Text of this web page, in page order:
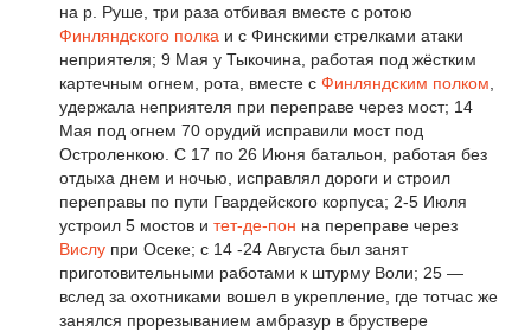
на р. Руше, три раза отбивая вместе с ротою
Финляндского полка и с Финскими стрелками атаки
неприятеля; 9 Мая у Тыкочина, работая под жёстким
картечным огнем, рота, вместе с Финляндским полком
удержала неприятеля при переправе через мост; 14
Мая под огнем 70 орудий исправили мост под
Остроленкою. С 17 по 26 Июня батальон, работая без
отдыха днем и ночью, исправлял дороги и строил
переправы по пути Гвардейского корпуса; 2-5 Июля
устроил 5 мостов и тет-де-пон на переправе через
Вислу при Осеке; с 14 -24 Августа был занят
приготовительными работами к штурму Воли; 25 —
вслед за охотниками вошел в укрепление, где тотчас же
занялся прорезыванием амбразур в бруствере